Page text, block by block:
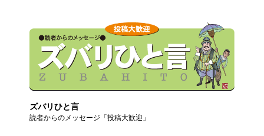
ズバリひと言
読者からのメッセージ「投稿大歓迎」